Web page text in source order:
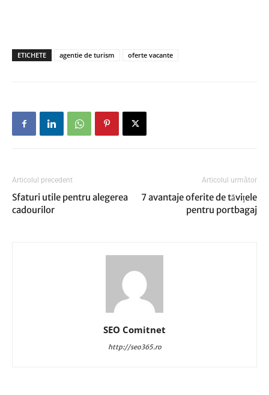
ETICHETE agentie de turism oferte vacante
Articolul precedent
Sfaturi utile pentru alegerea
cadourilor
Articolul următor
7 avantaje oferite de tăvițele
pentru portbagaj
SEO Comitnet
http://seo365.ro